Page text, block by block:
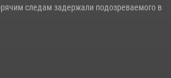
следам задержали подозреваемого в